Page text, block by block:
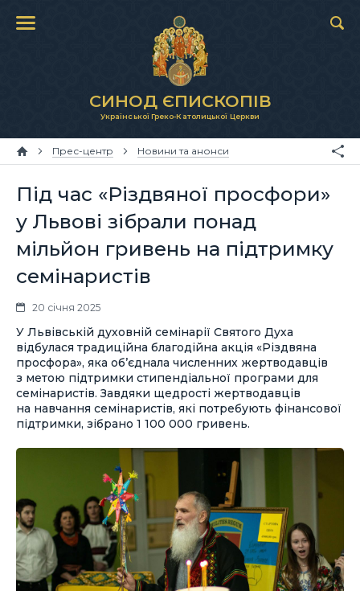
СИНОД ЄПИСКОПІВ
Української Греко-Католицької Церкви
Прес-центр Новини та анонси
Під час «Різдвяної просфори»
у Львові зібрали понад
мільйон гривень на підтримку
семінаристів
20 січня 2025
У Львівській духовній семінарії Святого Духа
відбулася традиційна благодійна акція «Різдвяна
просфора», яка об’єднала численних жертводавців
з метою підтримки стипендіальної програми для
семінаристів. Завдяки щедрості жертводавців
на навчання семінаристів, які потребують фінансової
підтримки, зібрано 1 100 000 гривень.